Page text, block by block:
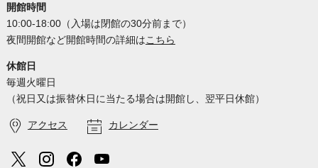
開館時間
10:00-18:00（入場は閉館の30分前まで）
夜間開館など開館時間の詳細はこちら
休館日
毎週火曜日
（祝日又は振替休日に当たる場合は開館し、翌平日休館）
アクセス カレンダー